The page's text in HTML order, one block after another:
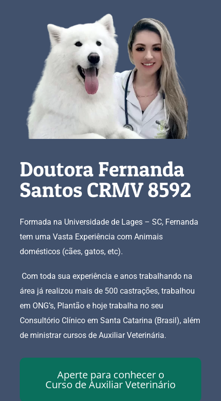
Doutora Fernanda
Santos CRMV 8592
Formada na Universidade de Lages – SC, Fernanda
tem uma Vasta Experiência com Animais
domésticos (cães, gatos, etc).
Com toda sua experiência e anos trabalhando na
área já realizou mais de 500 castrações, trabalhou
em ONG’s, Plantão e hoje trabalha no seu
Consultório Clínico em Santa Catarina (Brasil), além
de ministrar cursos de Auxiliar Veterinária.
Aperte para conhecer o
Curso de Auxiliar Veterinário